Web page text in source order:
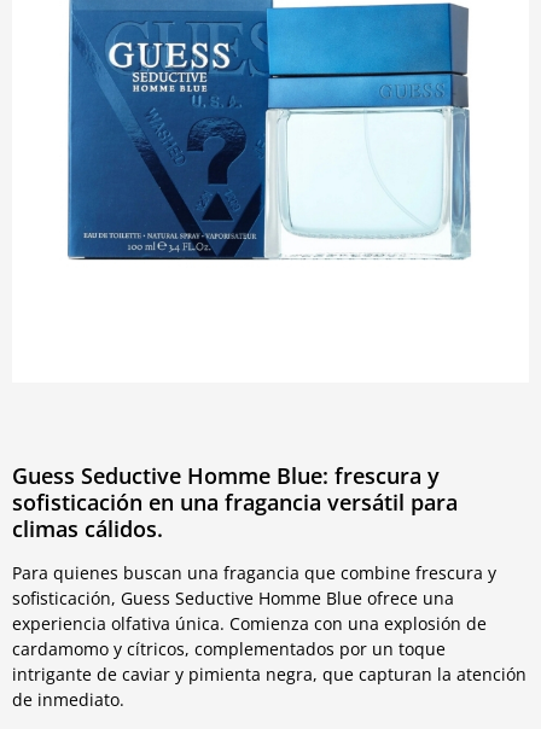
Guess Seductive Homme Blue: frescura y
sofisticación en una fragancia versátil para
climas cálidos.
Para quienes buscan una fragancia que combine frescura y
sofisticación, Guess Seductive Homme Blue ofrece una
experiencia olfativa única. Comienza con una explosión de
cardamomo y cítricos, complementados por un toque
intrigante de caviar y pimienta negra, que capturan la atención
de inmediato.